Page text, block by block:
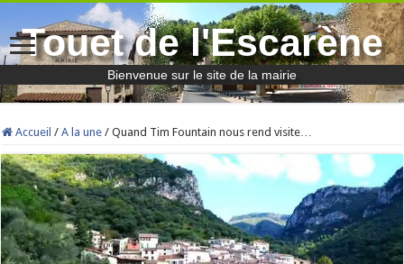
Touet de l'Escarène
Bienvenue sur le site de la mairie
Accueil / A la une / Quand Tim Fountain nous rend visite…